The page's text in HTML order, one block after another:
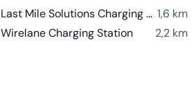
Last Mile Solutions Charging Station 1,6 km
Wirelane Charging Station
2,2 km